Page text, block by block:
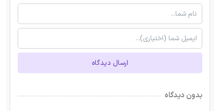
ارسال دیدگاه
بدون دیدگاه